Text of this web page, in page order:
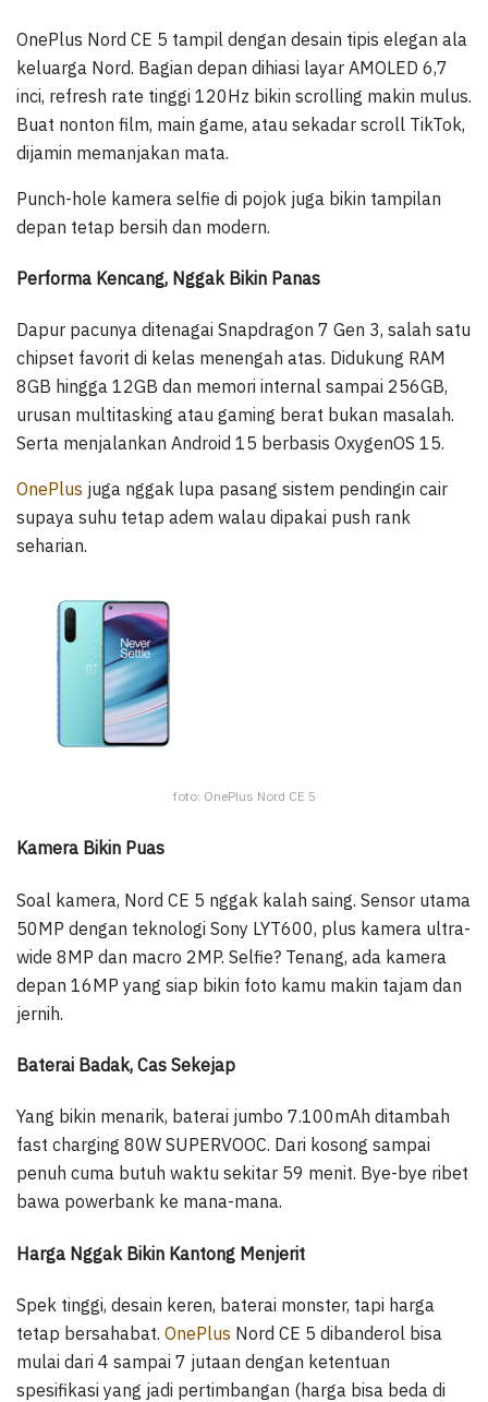
OnePlus Nord CE 5 tampil dengan desain tipis elegan ala
keluarga Nord. Bagian depan dihiasi layar AMOLED 6,7
inci, refresh rate tinggi 120Hz bikin scrolling makin mulus.
Buat nonton film, main game, atau sekadar scroll TikTok,
dijamin memanjakan mata.
Punch-hole kamera selfie di pojok juga bikin tampilan
depan tetap bersih dan modern.
Performa Kencang, Nggak Bikin Panas
Dapur pacunya ditenagai Snapdragon 7 Gen 3, salah satu
chipset favorit di kelas menengah atas. Didukung RAM
8GB hingga 12GB dan memori internal sampai 256GB,
urusan multitasking atau gaming berat bukan masalah.
Serta menjalankan Android 15 berbasis OxygenOS 15.
OnePlus juga nggak lupa pasang sistem pendingin cair
supaya suhu tetap adem walau dipakai push rank
seharian.
foto: OnePlus Nord CE 5
Kamera Bikin Puas
Soal kamera, Nord CE 5 nggak kalah saing. Sensor utama
50MP dengan teknologi Sony LYT600, plus kamera ultra-
wide 8MP dan macro 2MP. Selfie? Tenang, ada kamera
depan 16MP yang siap bikin foto kamu makin tajam dan
jernih.
Baterai Badak, Cas Sekejap
Yang bikin menarik, baterai jumbo 7.100mAh ditambah
fast charging 80W SUPERVOOC. Dari kosong sampai
penuh cuma butuh waktu sekitar 59 menit. Bye-bye ribet
bawa powerbank ke mana-mana.
Harga Nggak Bikin Kantong Menjerit
Spek tinggi, desain keren, baterai monster, tapi harga
tetap bersahabat. OnePlus Nord CE 5 dibanderol bisa
mulai dari 4 sampai 7 jutaan dengan ketentuan
spesifikasi yang jadi pertimbangan (harga bisa beda di